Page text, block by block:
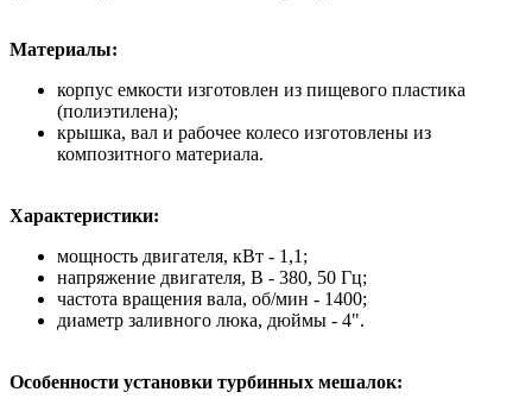
Материалы:
корпус емкости изготовлен из пищевого пластика
(полиэтилена);
крышка, вал и рабочее колесо изготовлены из
композитного материала.
Характеристики:
мощность двигателя, кВт - 1,1;
напряжение двигателя, В - 380, 50 Гц;
частота вращения вала, об/мин - 1400;
диаметр заливного люка, дюймы - 4".
Особенности установки турбинных мешалок: